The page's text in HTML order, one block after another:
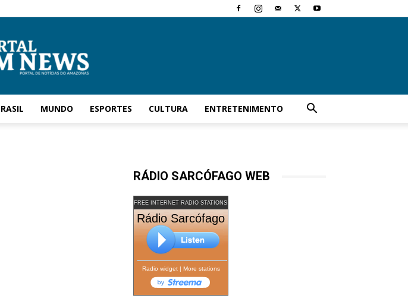
MUNDO ESPORTES CULTURA ENTRETENIMENTO
RÁDIO SARCÓFAGO WEB
FREE INTERNET RADIO STATIONS
Rádio Sarcófago
Radio widget| More stations